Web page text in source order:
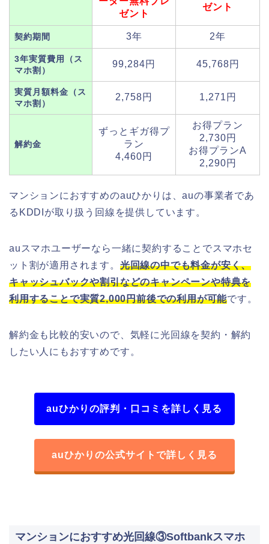
ゼント
ゼント
契約期間 3年 2年
3年実質費用（ス
マホ割）
99,284円 45,768円
実質月額料金（ス
マホ割）
2,758円 1,271円
解約金
ずっとギガ得プ
ラン
4,460円
お得プラン
2,730円
お得プランA
2,290円
マンションにおすすめのauひかりは、auの事業者であ
るKDDIが取り扱う回線を提供しています。
auスマホユーザーなら一緒に契約することでスマホセ
ット割が適用されます。 光回線の中でも料金が安く、
キャッシュバックや割引などのキャンペーンや特典を
利用することで実質2,000円前後での利用が可能です。
解約金も比較的安いので、気軽に光回線を契約・解約
したい人にもおすすめです。
auひかりの評判・口コミを詳しく見る
auひかりの公式サイトで詳しく見る
マンションにおすすめ光回線③Softbankスマホ